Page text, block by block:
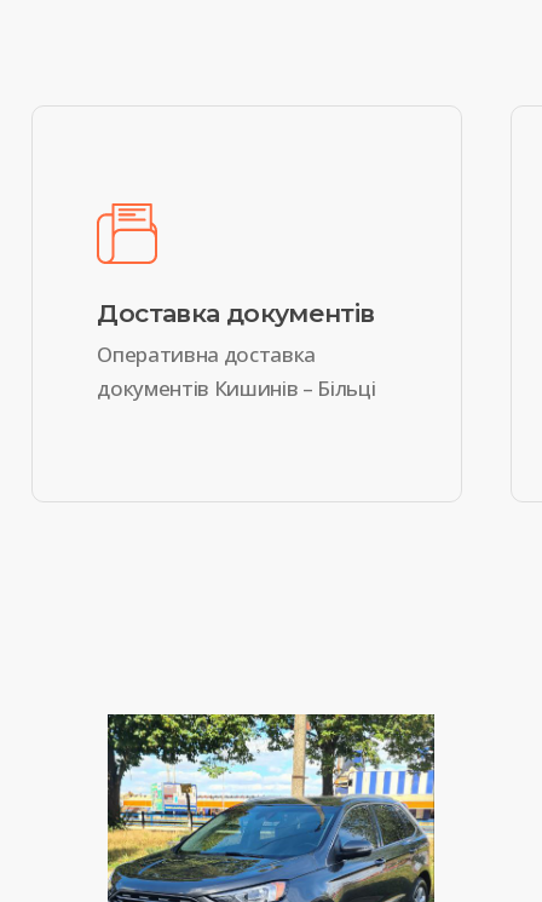
Доставка документів
Оперативна доставка
документів Кишинів – Більці